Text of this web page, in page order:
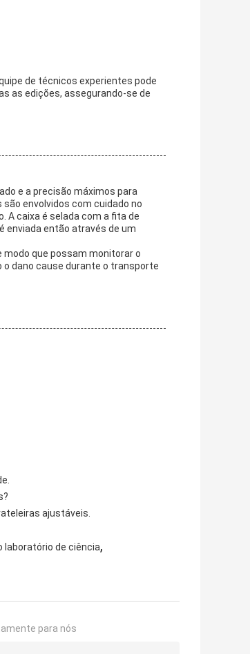
de técnicos experientes pode
as edições, assegurando-se de
e a precisão máximos para
envolvidos com cuidado no
A caixa é selada com a fita de
enviada então através de um
modo que possam monitorar o
o dano cause durante o transporte
ajustáveis.
laboratório de ciência,
para nós